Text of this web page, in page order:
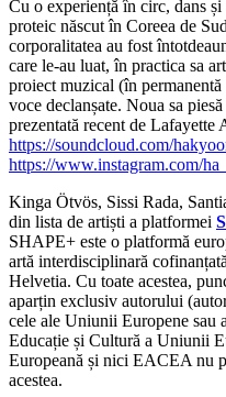
Cu o experiență în circ, dans
proteic născut în Coreea de
corporalitatea au fost
care le-au luat, în practica sa
proiect muzical (în
voce declanșate. Noua sa
prezentată recent de Lafayette
https://soundcloud.com/
https://www.instagram.com/
Kinga Ötvös, Sissi Rada,
din lista de artiști a platformei
SHAPE+ este o platformă
artă interdisciplinară
Helvetia. Cu toate acestea,
aparțin exclusiv autorului
cele ale Uniunii Europene sau
Educație și Cultură a Uniunii
Europeană și nici EACEA nu
acestea.